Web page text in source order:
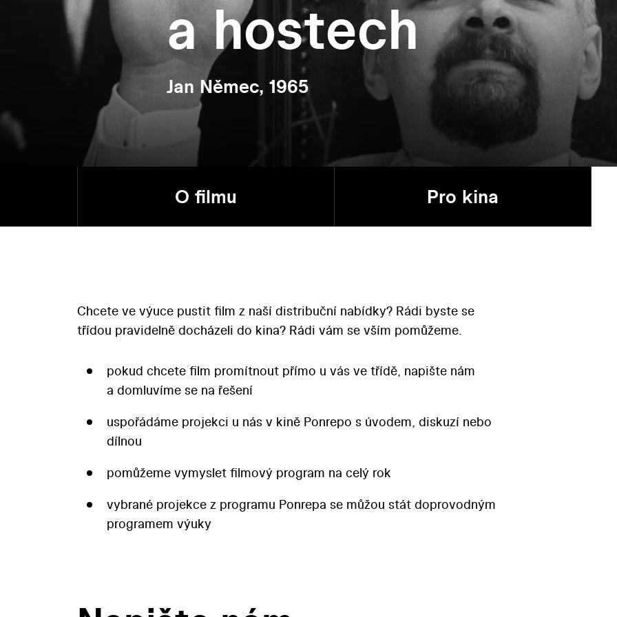
a hostech
Jan Němec, 1965
O filmu Pro kina
Chcete ve výuce pustit film z naší distribuční nabídky? Rádi byste se
třídou pravidelně docházeli do kina? Rádi vám se vším pomůžeme.
pokud chcete film promítnout přímo u vás ve třídě, napište nám
a domluvíme se na řešení
uspořádáme projekci u nás v kině Ponrepo s úvodem, diskuzí nebo
dílnou
pomůžeme vymyslet filmový program na celý rok
vybrané projekce z programu Ponrepa se můžou stát doprovodným
programem výuky